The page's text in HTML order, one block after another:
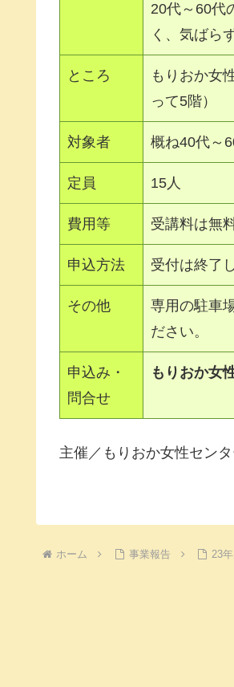
20代～60代
く、気ばら
ところ
もりおか女
って5階）
対象者 概ね40代～
定員 15人
費用等 受講料は無
申込方法 受付は終了
その他
専用の駐車
ださい。
申込み・
問合せ
もりおか女
主催／もりおか女性セン
ホーム 事業報告 23